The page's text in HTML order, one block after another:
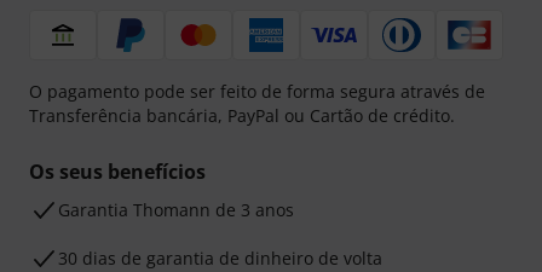
O pagamento pode ser feito de forma segura através de
Transferência bancária, PayPal ou Cartão de crédito.
Os seus benefícios
Garantia Thomann de 3 anos
30 dias de garantia de dinheiro de volta